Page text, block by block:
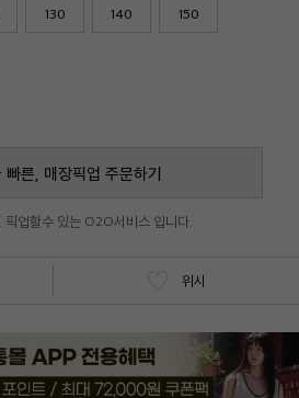
130 140 150
빠른, 매장픽업 주문하기
픽업할수 있는 O2O서비스 입니다.
위시